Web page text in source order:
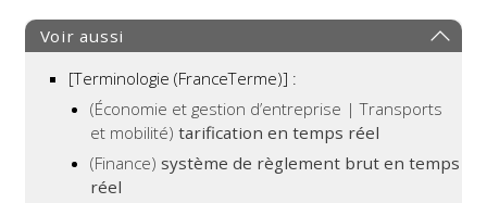
Voir aussi
[Terminologie (FranceTerme)] :
(Économie et gestion d’entreprise | Transports
et mobilité)tarification en temps réel
(Finance) système de règlement brut en temps
réel